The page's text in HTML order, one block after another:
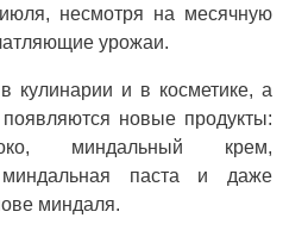
несмотря на месячную
урожаи.
кулинарии и в косметике, а
новые продукты:
миндальный крем,
паста и даже
миндаля.